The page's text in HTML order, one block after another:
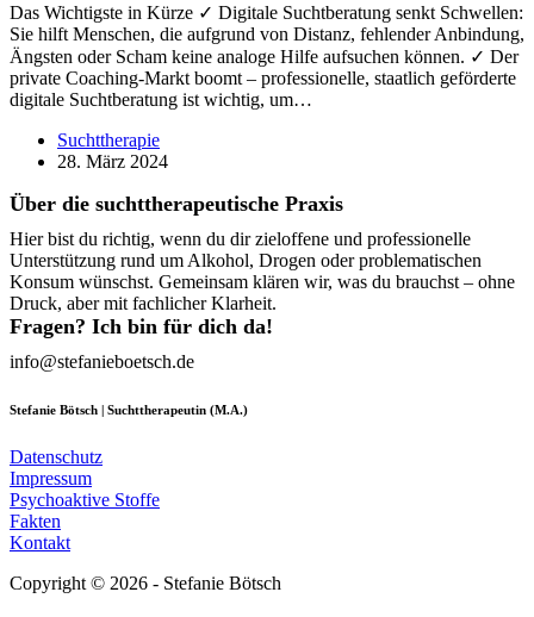
Das Wichtigste in Kürze ✓ Digitale Suchtberatung senkt Schwellen:
Sie hilft Menschen, die aufgrund von Distanz, fehlender Anbindung,
Ängsten oder Scham keine analoge Hilfe aufsuchen können. ✓ Der
private Coaching-Markt boomt – professionelle, staatlich geförderte
digitale Suchtberatung ist wichtig, um…
Suchttherapie
28. März 2024
Über die suchttherapeutische Praxis
Hier bist du richtig, wenn du dir zieloffene und professionelle
Unterstützung rund um Alkohol, Drogen oder problematischen
Konsum wünschst. Gemeinsam klären wir, was du brauchst – ohne
Druck, aber mit fachlicher Klarheit.
Fragen? Ich bin für dich da!
info@stefanieboetsch.de
Stefanie Bötsch | Suchttherapeutin (M.A.)
Datenschutz
Impressum
Psychoaktive Stoffe
Fakten
Kontakt
Copyright © 2026 - Stefanie Bötsch